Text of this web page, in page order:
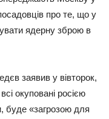
про те, що у
ядерну зброю в
заявив у вівторок,
окуповані росією
буде «загрозою для